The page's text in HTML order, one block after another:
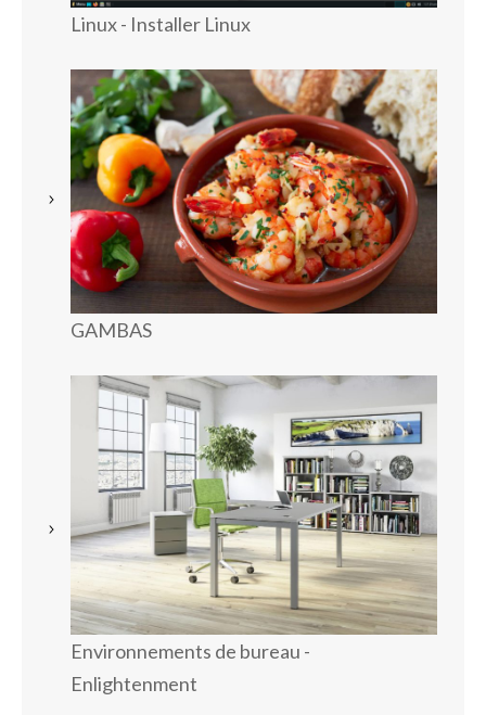
Linux - Installer Linux
GAMBAS
Environnements de bureau -
Enlightenment